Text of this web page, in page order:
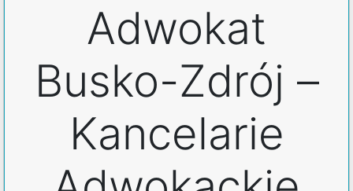
Adwokat
Busko-Zdrój –
Kancelarie